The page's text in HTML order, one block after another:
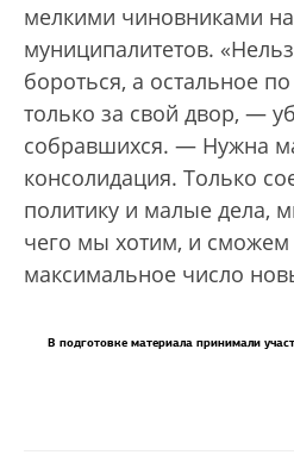
мелкими чиновниками
муниципалитетов.
бороться, а остальное
только за свой двор, —
собравшихся. — Нужна
консолидация. Только
политику и малые дела,
чего мы хотим, и сможем
максимальное число
В подготовке материала принимали